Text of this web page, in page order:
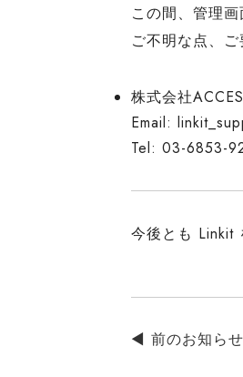
この間、管理
ご不明な点、
株式会社
Email:
Tel: 03-6853-
今後とも Linkit
◄ 前のお知らせ